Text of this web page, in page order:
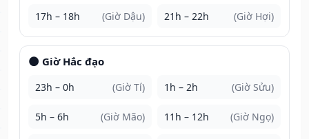
17h – 18h (Giờ Dậu) 21h – 22h (Giờ Hợi)
🌑 Giờ Hắc đạo
23h – 0h (Giờ Tí) 1h – 2h (Giờ Sửu)
5h – 6h (Giờ Mão) 11h – 12h (Giờ Ngọ)